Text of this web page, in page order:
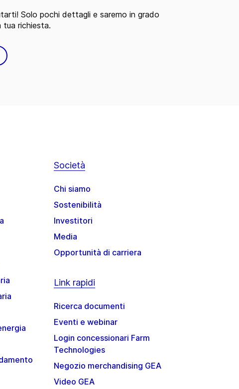
Solo pochi dettagli e saremo in grado
tua richiesta.
Società
Chi siamo
Sostenibilità
Investitori
Media
Opportunità di carriera
Link rapidi
Ricerca documenti
Eventi e webinar
Login concessionari Farm
Technologies
Negozio merchandising GEA
Video GEA